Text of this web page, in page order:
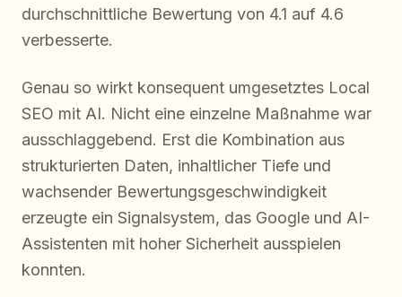
durchschnittliche Bewertung von 4.1 auf 4.6
verbesserte.
Genau so wirkt konsequent umgesetztes Local
SEO mit AI. Nicht eine einzelne Maßnahme war
ausschlaggebend. Erst die Kombination aus
strukturierten Daten, inhaltlicher Tiefe und
wachsender Bewertungsgeschwindigkeit
erzeugte ein Signalsystem, das Google und AI-
Assistenten mit hoher Sicherheit ausspielen
konnten.